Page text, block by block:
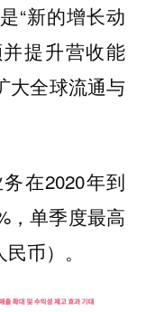
“新的增长动
提升营收能
大全球流通与
在2020年到
，单季度最高
币）。